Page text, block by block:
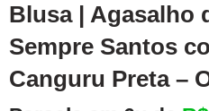
Blusa | Agasalho
Sempre Santos
Canguru Preta –